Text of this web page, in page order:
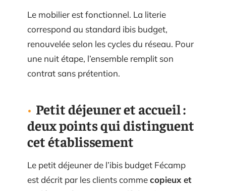
Le mobilier est fonctionnel. La literie
correspond au standard ibis budget,
renouvelée selon les cycles du réseau. Pour
une nuit étape, l’ensemble remplit son
contrat sans prétention.
Petit déjeuner et accueil :
deux points qui distinguent
cet établissement
Le petit déjeuner de l’ibis budget Fécamp
est décrit par les clients commecopieux et